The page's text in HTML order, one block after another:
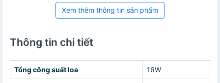
Xem thêm thông tin sản phẩm
Thông tin chi tiết
Tổng công suất loa 16W